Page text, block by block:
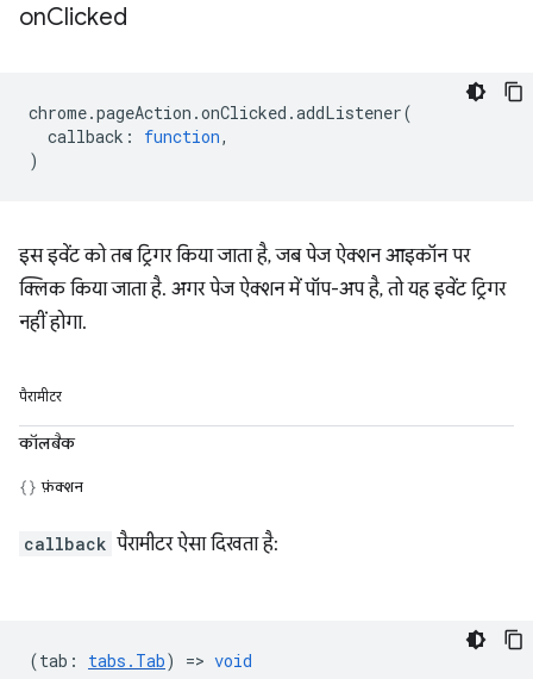
onClicked
chrome.pageAction .onClicked .addListener(
callback : function,
)
इस इवेंट को तब ट्रिगर किया जाता है, जब पेज ऐक्शन आइकॉन पर
क्लिक किया जाता है. अगर पेज ऐक्शन में पॉप-अप है, तो यह इवेंट ट्रिगर
नहीं होगा.
पैरामीटर
कॉलबैक
फ़ंक्शन
callback पैरामीटर ऐसा दिखता है:
(tab : tabs.Tab) => void